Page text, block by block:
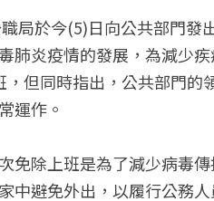
肺炎疫情的發展，為減少
，但同時指出，公共部門
運作。
免除上班是為了減少病毒
中避免外出，以履行公務人